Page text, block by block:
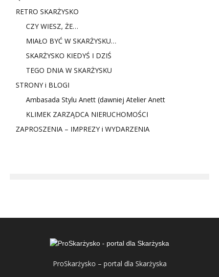
RETRO SKARŻYSKO
CZY WIESZ, ŻE…
MIAŁO BYĆ W SKARŻYSKU…
SKARŻYSKO KIEDYŚ I DZIŚ
TEGO DNIA W SKARŻYSKU
STRONY i BLOGI
Ambasada Stylu Anett (dawniej Atelier Anett
KLIMEK ZARZĄDCA NIERUCHOMOŚCI
ZAPROSZENIA – IMPREZY i WYDARZENIA
ProSkarżysko – portal dla Skarżyska